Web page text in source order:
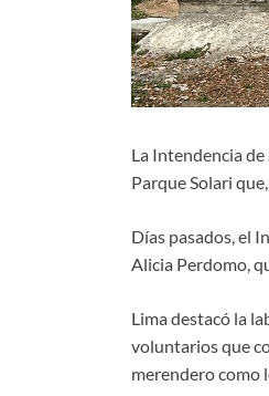
La Intendencia
Parque Solari
Días pasados, el
Alicia Perdomo,
Lima destacó la
voluntarios que
merendero como